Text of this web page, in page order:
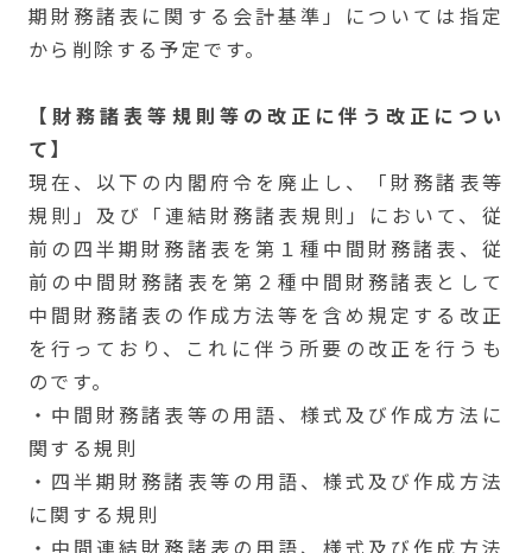
期財務諸表に関する会計基準」については指定
から削除する予定です。
【財務諸表等規則等の改正に伴う改正につい
て】
現在、以下の内閣府令を廃止し、「財務諸表等
規則」及び「連結財務諸表規則」において、従
前の四半期財務諸表を第１種中間財務諸表、従
前の中間財務諸表を第２種中間財務諸表として
中間財務諸表の作成方法等を含め規定する改正
を行っており、これに伴う所要の改正を行うも
のです。
・中間財務諸表等の用語、様式及び作成方法に
関する規則
・四半期財務諸表等の用語、様式及び作成方法
に関する規則
・中間連結財務諸表の用語、様式及び作成方法